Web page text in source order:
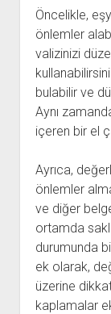
Öncelikle,
önlemler
valizinizi
bulabilir ve
Aynı
içeren bir el
Ayrıca,
önlemler
ve diğer
ortamda
durumunda
ek olarak,
üzerine
kaplamalar